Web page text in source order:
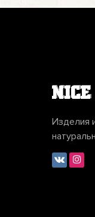
Изделия